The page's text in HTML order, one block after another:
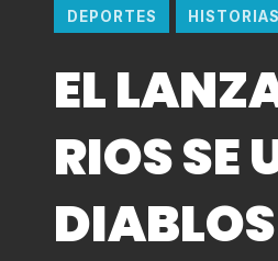
DEPORTES
EL
RIOS SE